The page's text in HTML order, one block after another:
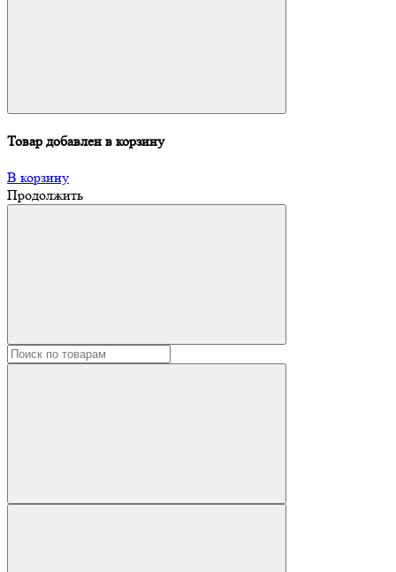
Товар добавлен в корзину
В корзину
Продолжить